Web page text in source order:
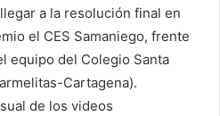
a la resolución final en
el CES Samaniego, frente
equipo del Colegio Santa
Cartagena).
de los videos